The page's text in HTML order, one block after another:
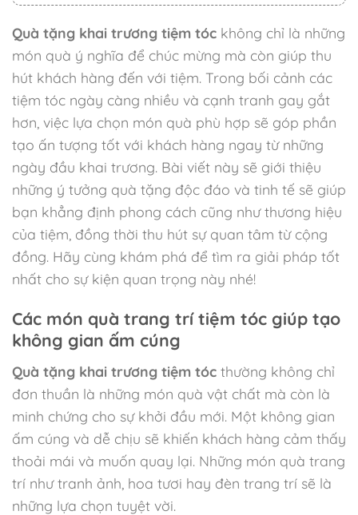
Quà tặng khai trương tiệm tóc không chỉ là những
món quà ý nghĩa để chúc mừng mà còn giúp thu
hút khách hàng đến với tiệm. Trong bối cảnh các
tiệm tóc ngày càng nhiều và cạnh tranh gay gắt
hơn, việc lựa chọn món quà phù hợp sẽ góp phần
tạo ấn tượng tốt với khách hàng ngay từ những
ngày đầu khai trương. Bài viết này sẽ giới thiệu
những ý tưởng quà tặng độc đáo và tinh tế sẽ giúp
bạn khẳng định phong cách cũng như thương hiệu
của tiệm, đồng thời thu hút sự quan tâm từ cộng
đồng. Hãy cùng khám phá để tìm ra giải pháp tốt
nhất cho sự kiện quan trọng này nhé!
Các món quà trang trí tiệm tóc giúp tạo
không gian ấm cúng
Quà tặng khai trương tiệm tóc thường không chỉ
đơn thuần là những món quà vật chất mà còn là
minh chứng cho sự khởi đầu mới. Một không gian
ấm cúng và dễ chịu sẽ khiến khách hàng cảm thấy
thoải mái và muốn quay lại. Những món quà trang
trí như tranh ảnh, hoa tươi hay đèn trang trí sẽ là
những lựa chọn tuyệt vời.